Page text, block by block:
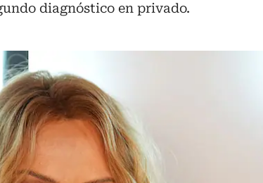
diagnóstico en privado.